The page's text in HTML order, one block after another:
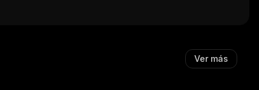
Ver más